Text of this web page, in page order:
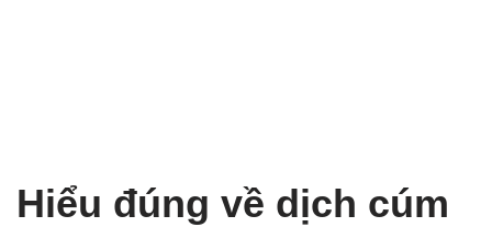
Hiểu đúng về dịch cúm